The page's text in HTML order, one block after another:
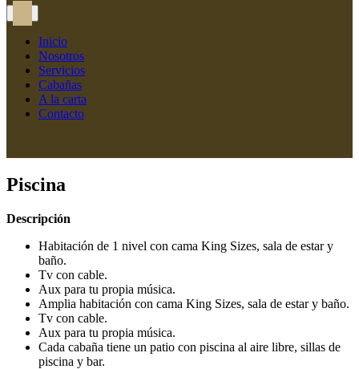
Inicio
Nosotros
Servicios
Cabañas
A la carta
Contacto
Piscina
Descripción
Habitación de 1 nivel con cama King Sizes, sala de estar y
baño.
Tv con cable.
Aux para tu propia música.
Amplia habitación con cama King Sizes, sala de estar y baño.
Tv con cable.
Aux para tu propia música.
Cada cabaña tiene un patio con piscina al aire libre, sillas de
piscina y bar.